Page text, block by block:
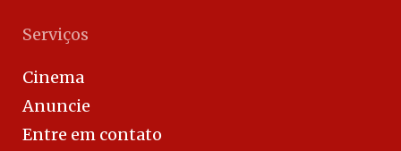
Serviços
Cinema
Anuncie
Entre em contato